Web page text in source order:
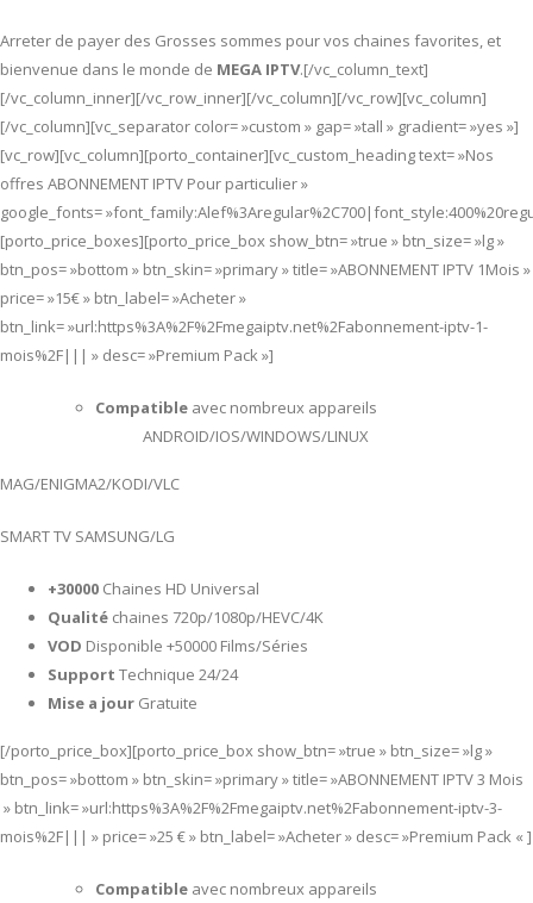
Arreter de payer des Grosses sommes pour vos chaines favorites, et
bienvenue dans le monde de MEGA IPTV.[/vc_column_text]
[/vc_column_inner][/vc_row_inner][/vc_column][/vc_row][vc_column]
[/vc_column][vc_separator color= »custom » gap= »tall » gradient= »yes »]
[vc_row][vc_column][porto_container][vc_custom_heading text= »Nos
offres ABONNEMENT IPTV Pour particulier »
google_fonts=
[porto_price_boxes][porto_price_box show_btn= »true » btn_size= »lg »
btn_pos= »bottom » btn_skin= »primary » title= »ABONNEMENT IPTV 1Mois »
price= »15€ » btn_label= »Acheter »
btn_link= »url:https%3A%2F%2Fmegaiptv.net%2Fabonnement-iptv-1-
mois%2F||| » desc= »Premium Pack »]
Compatible avec nombreux appareils
ANDROID/IOS/WINDOWS/LINUX
MAG/ENIGMA2/KODI/VLC
SMART TV SAMSUNG/LG
+30000 Chaines HD Universal
Qualité chaines 720p/1080p/HEVC/4K
VOD Disponible +50000 Films/Séries
Support Technique 24/24
Mise a jour Gratuite
[/porto_price_box][porto_price_box show_btn= »true » btn_size= »lg »
btn_pos= »bottom » btn_skin= »primary » title= »ABONNEMENT IPTV 3 Mois
» btn_link= »url:https%3A%2F%2Fmegaiptv.net%2Fabonnement-iptv-3-
mois%2F||| » price= »25 € » btn_label= »Acheter » desc= »Premium Pack « ]
Compatible avec nombreux appareils